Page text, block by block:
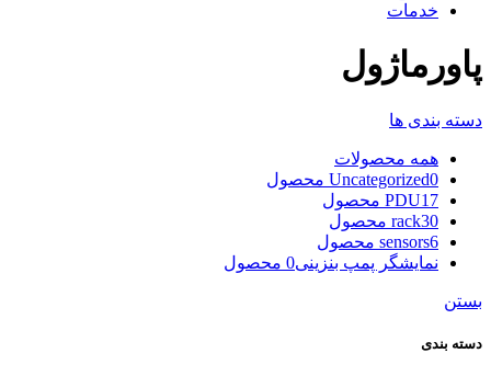
خدمات
پاورماژول
دسته بندی ها
همه محصولات
Uncategorized0 محصول
PDU17 محصول
rack30 محصول
sensors6 محصول
نمایشگر پمپ بنزینی0 محصول
بستن
دسته بندی